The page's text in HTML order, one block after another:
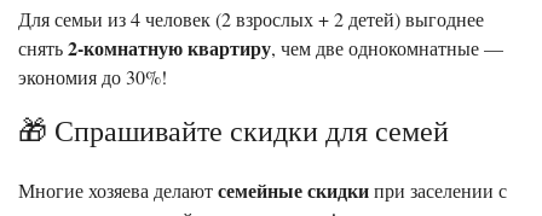
Для семьи из 4 человек (2 взрослых + 2 детей) выгоднее
снять2-комнатную квартиру, чем две однокомнатные —
экономия до 30%!
🎁 Спрашивайте скидки для семей
Многие хозяева делаютсемейные скидкипри заселении с